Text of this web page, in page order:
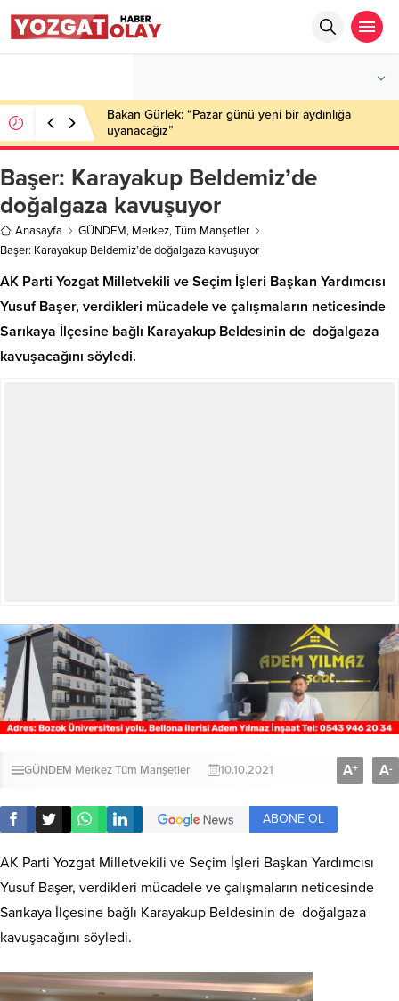
Bakan Gürlek: “Pazar günü yeni bir aydınlığa
uyanacağız”
Başer: Karayakup Beldemiz’de
doğalgaza kavuşuyor
Anasayfa GÜNDEM, Merkez,Tüm Manşetler
Başer: Karayakup Beldemiz’de doğalgaza kavuşuyor
AK Parti Yozgat Milletvekili ve Seçim İşleri Başkan Yardımcısı
Yusuf Başer, verdikleri mücadele ve çalışmaların neticesinde
Sarıkaya İlçesine bağlı Karayakup Beldesinin de doğalgaza
kavuşacağını söyledi.
GÜNDEM MerkezTüm Manşetler 10.10.2021 A+ A-
ABONE OL
AK Parti Yozgat Milletvekili ve Seçim İşleri Başkan Yardımcısı
Yusuf Başer, verdikleri mücadele ve çalışmaların neticesinde
Sarıkaya İlçesine bağlı Karayakup Beldesinin de doğalgaza
kavuşacağını söyledi.